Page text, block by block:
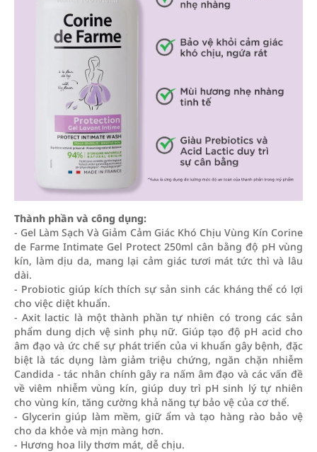
Thành phần và công dụng:
- Gel Làm Sạch Và Giảm Cảm Giác Khó Chịu Vùng Kín Corine
de Farme Intimate Gel Protect 250ml cân bằng độ pH vùng
kín, làm dịu da, mang lại cảm giác tươi mát tức thì và lâu
dài.
- Probiotic giúp kích thích sự sản sinh các kháng thể có lợi
cho việc diệt khuẩn.
- Axit lactic là một thành phần tự nhiên có trong các sản
phẩm dung dịch vệ sinh phụ nữ. Giúp tạo độ pH acid cho
âm đạo và ức chế sự phát triển của vi khuẩn gây bệnh, đặc
biệt là tác dụng làm giảm triệu chứng, ngăn chặn nhiễm
Candida - tác nhân chính gây ra nấm âm đạo và các vấn đề
về viêm nhiễm vùng kín, giúp duy trì pH sinh lý tự nhiên
cho vùng kín, tăng cường khả năng tự bảo vệ của cơ thể.
- Glycerin giúp làm mềm, giữ ẩm và tạo hàng rào bảo vệ
cho da khỏe và mịn màng hơn.
- Hương hoa lily thơm mát, dễ chịu.